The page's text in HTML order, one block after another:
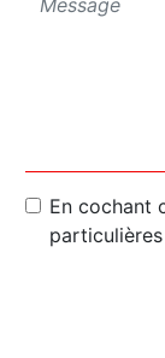
En cochant